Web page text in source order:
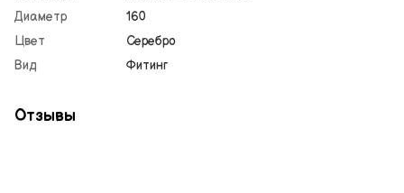
Диаметр
160
Цвет
Серебро
Вид
Фитинг
Отзывы